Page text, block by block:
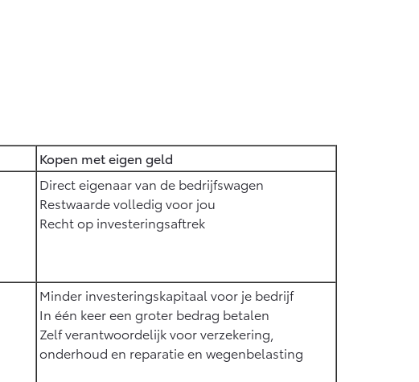
Kopen met eigen geld
Direct eigenaar van de bedrijfswagen
Restwaarde volledig voor jou
Recht op investeringsaftrek
Minder investeringskapitaal voor je bedrijf
In één keer een groter bedrag betalen
Zelf verantwoordelijk voor verzekering,
onderhoud en reparatie en wegenbelasting